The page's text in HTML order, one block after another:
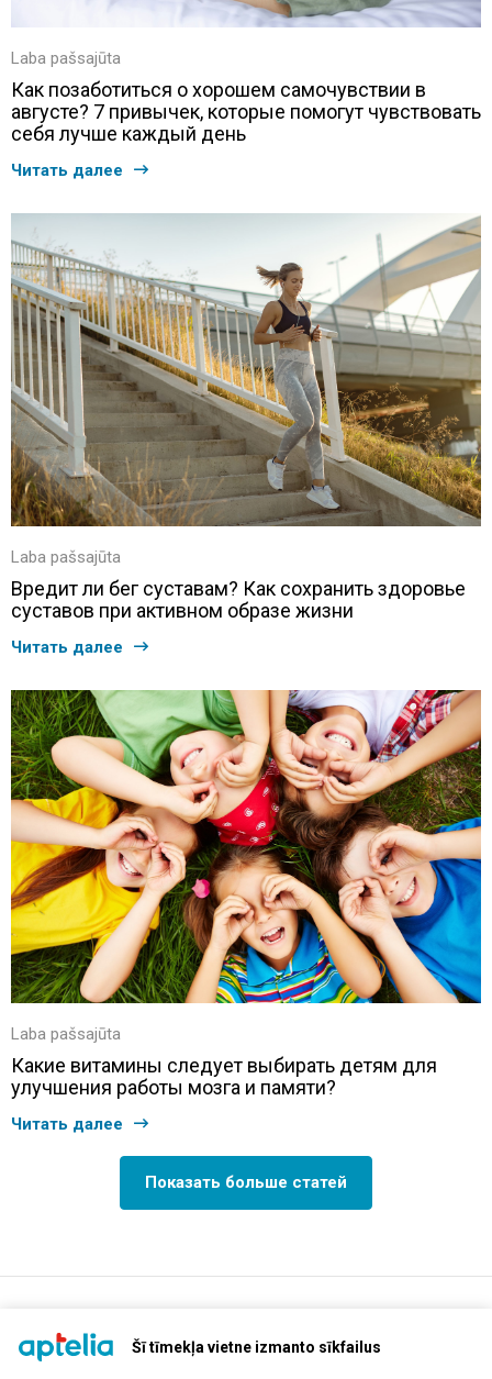
Šī tīmekļa vietne izmanto sīkfailus
Laba pašsajūta
Как позаботиться о хорошем самочувствии в
августе? 7 привычек, которые помогут чувствовать
себя лучше каждый день
Читать далее
Laba pašsajūta
Вредит ли бег суставам? Как сохранить здоровье
суставов при активном образе жизни
Читать далее
Laba pašsajūta
Какие витамины следует выбирать детям для
улучшения работы мозга и памяти?
Читать далее
Показать больше статей